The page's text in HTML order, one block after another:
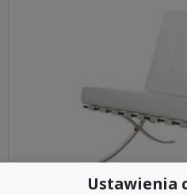
Ustawienia